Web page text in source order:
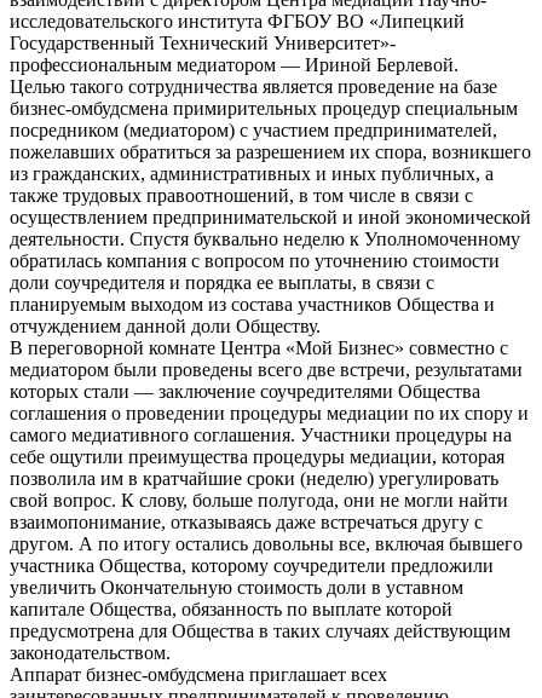
исследовательского института ФГБОУ ВО «Липецкий
Государственный Технический Университет»-
профессиональным медиатором — Ириной Берлевой.
Целью такого сотрудничества является проведение на базе
бизнес-омбудсмена примирительных процедур специальным
посредником (медиатором) с участием предпринимателей,
пожелавших обратиться за разрешением их спора, возникшего
из гражданских, административных и иных публичных, а
также трудовых правоотношений, в том числе в связи с
осуществлением предпринимательской и иной экономической
деятельности. Спустя буквально неделю к Уполномоченному
обратилась компания с вопросом по уточнению стоимости
доли соучредителя и порядка ее выплаты, в связи с
планируемым выходом из состава участников Общества и
отчуждением данной доли Обществу.
В переговорной комнате Центра «Мой Бизнес» совместно с
медиатором были проведены всего две встречи, результатами
которых стали — заключение соучредителями Общества
соглашения о проведении процедуры медиации по их спору и
самого медиативного соглашения. Участники процедуры на
себе ощутили преимущества процедуры медиации, которая
позволила им в кратчайшие сроки (неделю) урегулировать
свой вопрос. К слову, больше полугода, они не могли найти
взаимопонимание, отказываясь даже встречаться другу с
другом. А по итогу остались довольны все, включая бывшего
участника Общества, которому соучредители предложили
увеличить Окончательную стоимость доли в уставном
капитале Общества, обязанность по выплате которой
предусмотрена для Общества в таких случаях действующим
законодательством.
Аппарат бизнес-омбудсмена приглашает всех